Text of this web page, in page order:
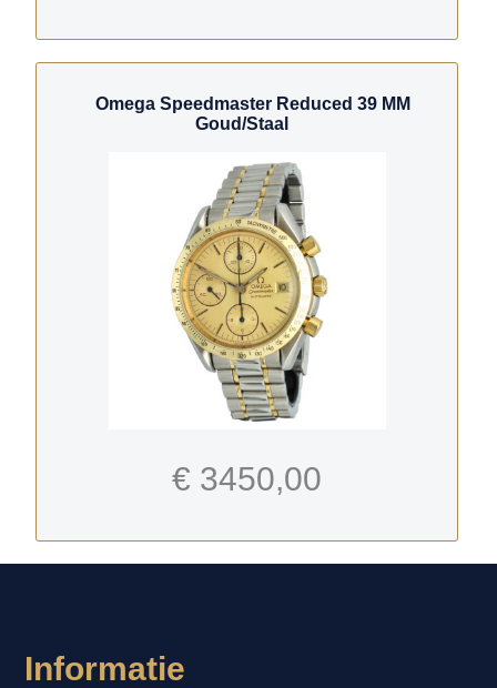
Omega Speedmaster Reduced 39 MM
Goud/Staal
€ 3450,00
Informatie